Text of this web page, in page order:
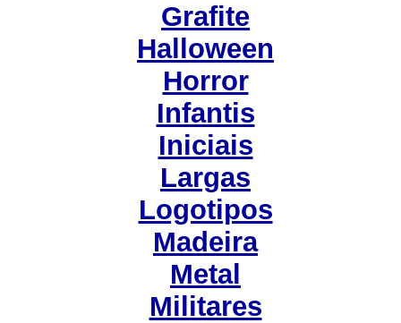
Grafite
Halloween
Horror
Infantis
Iniciais
Largas
Logotipos
Madeira
Metal
Militares